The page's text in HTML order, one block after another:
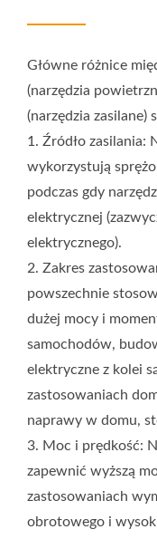
takich jak naprawy w
wyższą moc i
wymagających
prędkości obrotowej.
prędkość w zależności
Ograniczenia
wymagają
ich użycie jest
tym ciśnienie i
niezależnie, ale są
pracy baterii lub
Utrzymanie:
więcej konserwacji,
wymiana części
wymagają
wymiany baterii lub
Koszt: Koszt narzędzi
biorąc pod uwagę
Narzędzia elektryczne
ponieważ nie
mogą być używane po
Główne różnice
(narzędzia
(narzędzia zasilane)
1. Źródło zasilania:
wykorzystują
podczas gdy
elektrycznej
elektrycznego).
2. Zakres
powszechnie
dużej mocy i
samochodów,
elektryczne z kolei
zastosowaniach
naprawy w domu,
3. Moc i prędkość:
zapewnić wyższą
zastosowaniach
obrotowego i